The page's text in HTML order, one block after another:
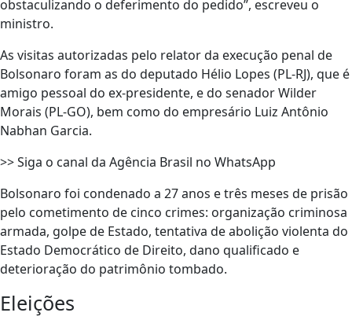
obstaculizando o deferimento do pedido”, escreveu o
ministro.
As visitas autorizadas pelo relator da execução penal de
Bolsonaro foram as do deputado Hélio Lopes (PL-RJ), que é
amigo pessoal do ex-presidente, e do senador Wilder
Morais (PL-GO), bem como do empresário Luiz Antônio
Nabhan Garcia.
>> Siga o canal da Agência Brasil no WhatsApp
Bolsonaro foi condenado a 27 anos e três meses de prisão
pelo cometimento de cinco crimes: organização criminosa
armada, golpe de Estado, tentativa de abolição violenta do
Estado Democrático de Direito, dano qualificado e
deterioração do patrimônio tombado.
Eleições